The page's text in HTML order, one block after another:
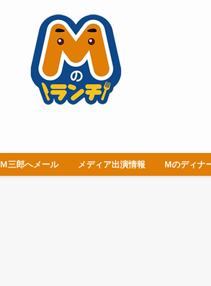
Ｍ三郎へメール メディア出演情報 Mのディナ